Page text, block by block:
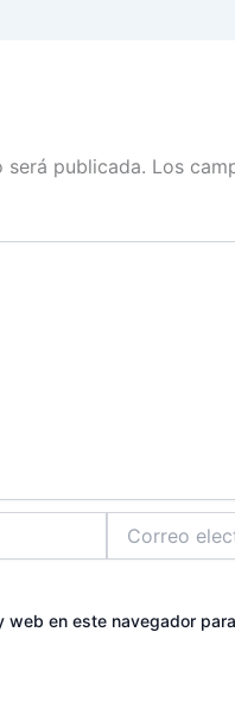
publicada. Los
electrónico*
web en este navegador